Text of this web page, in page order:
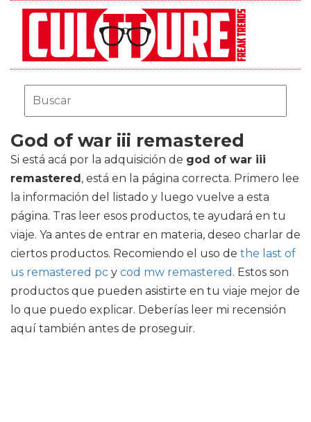
God of war iii remastered
Si está acá por la adquisición de god of war iii
remastered, está en la página correcta. Primero lee
la información del listado y luego vuelve a esta
página. Tras leer esos productos, te ayudará en tu
viaje. Ya antes de entrar en materia, deseo charlar de
ciertos productos. Recomiendo el uso de the last of
us remastered pc y cod mw remastered . Estos son
productos que pueden asistirte en tu viaje mejor de
lo que puedo explicar. Deberías leer mi recensión
aquí también antes de proseguir.